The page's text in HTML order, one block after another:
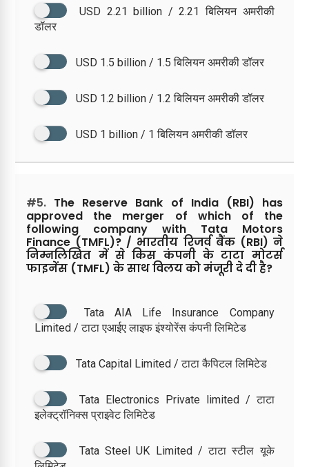
USD 2.21 billion / 2.21 बिलियन अमरीकी
डॉलर
USD 1.5 billion / 1.5 बिलियन अमरीकी डॉलर
USD 1.2 billion / 1.2 बिलियन अमरीकी डॉलर
USD 1 billion / 1 बिलियन अमरीकी डॉलर
#5. The Reserve Bank of India (RBI) has
approved the merger of which of the
following company with Tata Motors
Finance (TMFL)? / भारतीय रिजर्व बैंक (RBI) ने
निम्नलिखित में से किस कंपनी के टाटा मोटर्स
फाइनेंस (TMFL) के साथ विलय को मंजूरी दे दी है?
Tata AIA Life Insurance Company
Limited / टाटा एआईए लाइफ इंश्योरेंस कंपनी लिमिटेड
Tata Capital Limited / टाटा कैपिटल लिमिटेड
Tata Electronics Private limited / टाटा
इलेक्ट्रॉनिक्स प्राइवेट लिमिटेड
Tata Steel UK Limited / टाटा स्टील यूके